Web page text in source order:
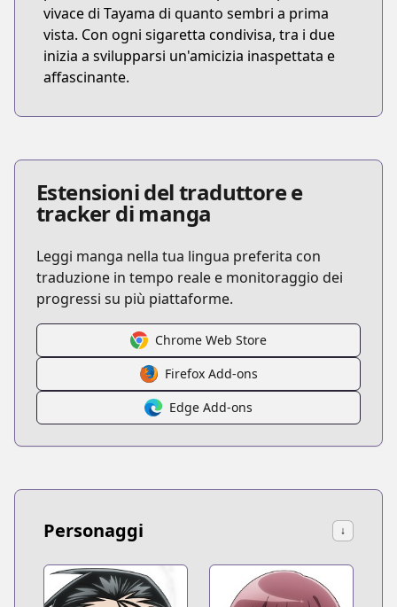
vivace di Tayama di quanto sembri a prima
vista. Con ogni sigaretta condivisa, tra i due
inizia a svilupparsi un'amicizia inaspettata e
affascinante.
Estensioni del traduttore e
tracker di manga
Leggi manga nella tua lingua preferita con
traduzione in tempo reale e monitoraggio dei
progressi su più piattaforme.
Chrome Web Store
Firefox Add-ons
Edge Add-ons
Personaggi ↓